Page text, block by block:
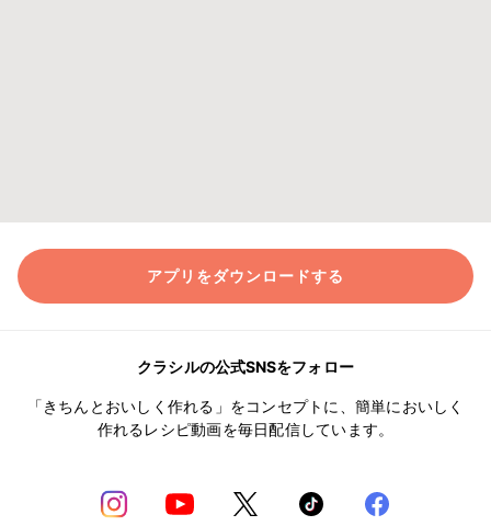
アプリをダウンロードする
クラシルの公式SNSをフォロー
「きちんとおいしく作れる」をコンセプトに、簡単においしく
作れるレシピ動画を毎日配信しています。